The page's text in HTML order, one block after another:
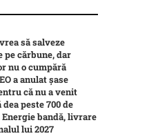
să salveze
pe cărbune, dar
nu o cumpără
a anulat șase
că nu a venit
peste 700 de
bandă, livrare
lui 2027